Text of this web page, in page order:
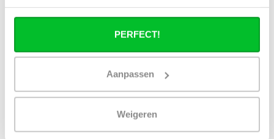
PERFECT!
Aanpassen
Weigeren
Numéro de l'article 344501800
Dimension 50x180cm
50 cm